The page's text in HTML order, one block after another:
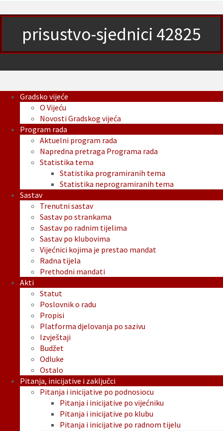
prisustvo-sjednici 42825
Gradsko vijeće
O Vijeću
Novosti Gradskog vijeća
Program rada
Aktuelni program rada
Napredna pretraga Programa rada
Statistika tema
Statistika programiranih tema
Statistika neprogramiranih tema
Sastav
Trenutni sastav
Sastav po strankama
Sastav po radnim tijelima
Sastav po klubovima
Vijećnici kojima je prestao mandat
Radna tijela
Prethodni mandati
Akti
Statut
Poslovnik o radu
Propisi
Platforma djelovanja po sazivu
Izvještaji
Budžet
Odluke
Ostalo
Pitanja, inicijative i zaključci
Pitanja i inicijative po podnosiocu
Pitanja i inicijative po vijećniku
Pitanja i inicijative po klubu
Pitanja i inicijative po radnom tijelu